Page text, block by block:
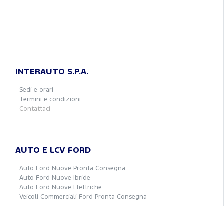
INTERAUTO S.P.A.
Sedi e orari
Termini e condizioni
Contattaci
AUTO E LCV FORD
Auto Ford Nuove Pronta Consegna
Auto Ford Nuove Ibride
Auto Ford Nuove Elettriche
Veicoli Commerciali Ford Pronta Consegna